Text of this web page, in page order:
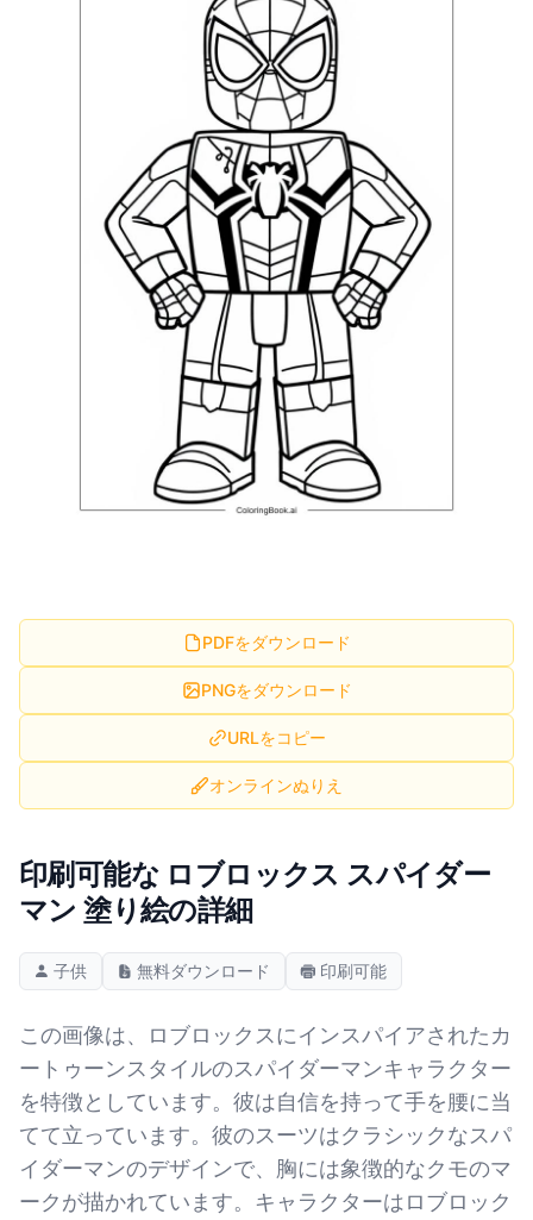
PDFをダウンロード
PNGをダウンロード
URLをコピー
オンラインぬりえ
印刷可能な ロブロックス スパイダー
マン 塗り絵の詳細
子供 無料ダウンロード 印刷可能
この画像は、ロブロックスにインスパイアされたカ
ートゥーンスタイルのスパイダーマンキャラクター
を特徴としています。彼は自信を持って手を腰に当
てて立っています。彼のスーツはクラシックなスパ
イダーマンのデザインで、胸には象徴的なクモのマ
ークが描かれています。キャラクターはロブロック